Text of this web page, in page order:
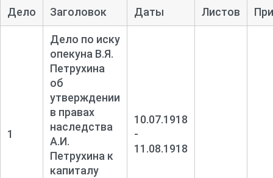
Дело Заголовок Даты Листов
1
Дело по иску
опекуна В.Я.
Петрухина
об
утверждении
в правах
наследства
А.И.
Петрухина к
капиталу
10.07.1918
-
11.08.1918